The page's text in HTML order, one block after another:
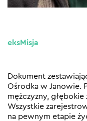
eksMisja
Dokument
Ośrodka w Janowie.
mężczyzny,
Wszystkie
na pewnym etapie